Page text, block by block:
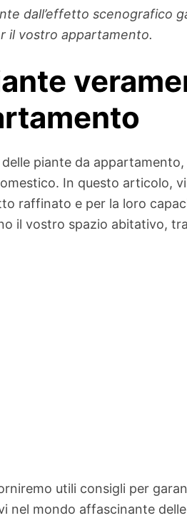
Ortaggio
Search for:
dall’effetto scenografico
il vostro appartamento.
piante da
In questo articolo,
raffinato e per la loro
il vostro spazio abitativo,
utili consigli per
nel mondo affascinante